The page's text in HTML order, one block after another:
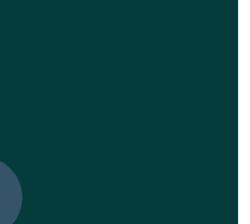
receptionisttjänster,